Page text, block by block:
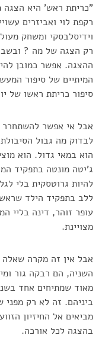
"כריתת ראש' היא הצגה
רקפת לוי ואביזרים
וידיסלבסקי ומשחק
רק הצגה של מה ?
ההצגה. אפשר כמובן
המיתיים של סיפור
סיפור כריתת ראשו של
אבל אי אפשר להשתחרר
לבדוק מה גבול
הוא במאי גדול. הוא
ג'יטה מונטה בתפקיד
להיות גרוטסקית בלי
ללב בתפקיד הילד
עופר זוהר, דינה בליי
מצויינת.
אבל אין זה מקרה שאלה
השניה, הם רבקה גור
מאוד שמתיחים אחד
ביניהם. זה לא רק מפני
מביאים אל החיזיון
בהצגה לכל אורכה.